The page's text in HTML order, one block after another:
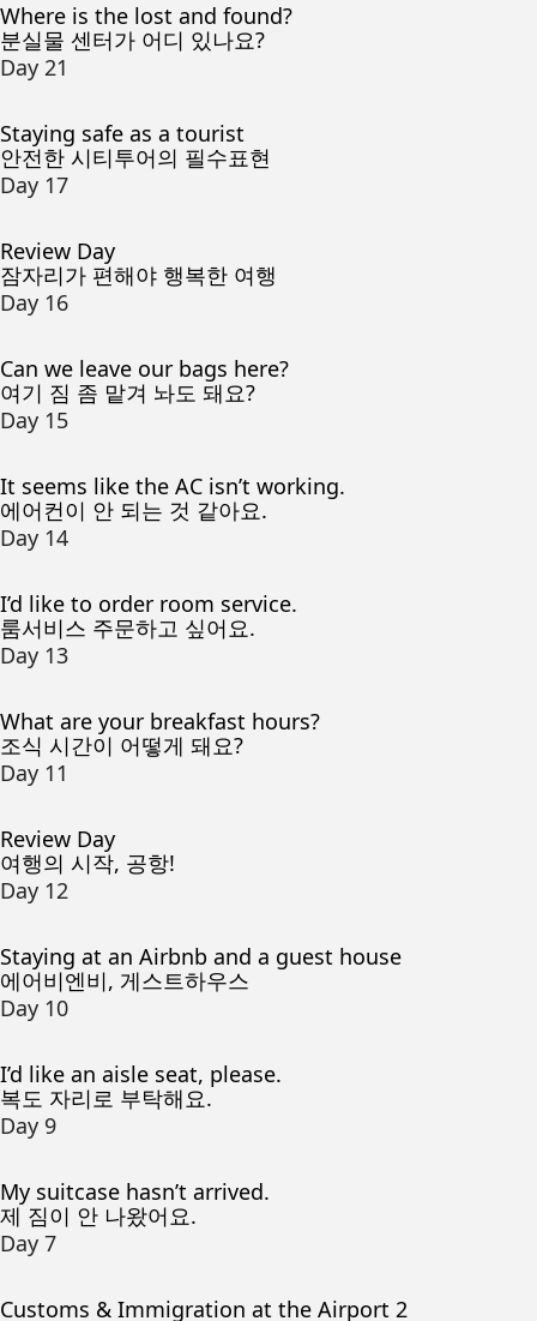
Where is the lost and found?
분실물 센터가 어디 있나요?
Day 21
Staying safe as a tourist
안전한 시티투어의 필수표현
Day 17
Review Day
잠자리가 편해야 행복한 여행
Day 16
Can we leave our bags here?
여기 짐 좀 맡겨 놔도 돼요?
Day 15
It seems like the AC isn’t working.
에어컨이 안 되는 것 같아요.
Day 14
I’d like to order room service.
룸서비스 주문하고 싶어요.
Day 13
What are your breakfast hours?
조식 시간이 어떻게 돼요?
Day 11
Review Day
여행의 시작, 공항!
Day 12
Staying at an Airbnb and a guest house
에어비엔비, 게스트하우스
Day 10
I’d like an aisle seat, please.
복도 자리로 부탁해요.
Day 9
My suitcase hasn’t arrived.
제 짐이 안 나왔어요.
Day 7
Customs & Immigration at the Airport 2